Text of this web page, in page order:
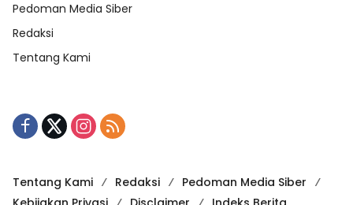
Pedoman Media Siber
Redaksi
Tentang Kami
Tentang Kami Redaksi
Pedoman Media Siber